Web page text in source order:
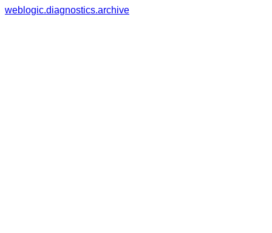
weblogic.diagnostics.archive